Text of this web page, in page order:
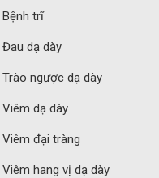
Bệnh trĩ
Đau dạ dày
Trào ngược dạ dày
Viêm dạ dày
Viêm đại tràng
Viêm hang vị dạ dày